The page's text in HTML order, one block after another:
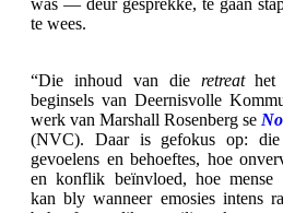
was — deur gesprekke, te gaan
te wees.
“Die inhoud van die retreathet
beginsels van Deernisvolle
werk van Marshall Rosenberg se
(NVC). Daar is gefokus op: die
gevoelens en behoeftes, hoe
en konflik beïnvloed, hoe mense
kan bly wanneer emosies intens